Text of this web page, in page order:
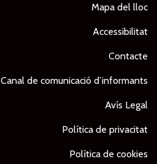
Mapa del lloc
Accessibilitat
Contacte
Canal de comunicació d’informants
Avís Legal
Política de privacitat
Política de cookies